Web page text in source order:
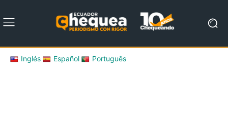
Inglés Español Português